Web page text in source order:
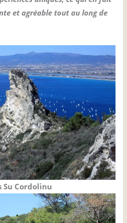
et agréable tout au long de
Su Cordolinu